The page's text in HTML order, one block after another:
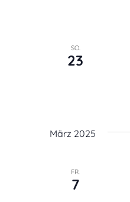
SO.
23
März 2025
FR.
7